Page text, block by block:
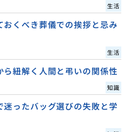
生活
おくべき葬儀での挨拶と忌み
生活
ら紐解く人間と弔いの関係性
知識
迷ったバッグ選びの失敗と学